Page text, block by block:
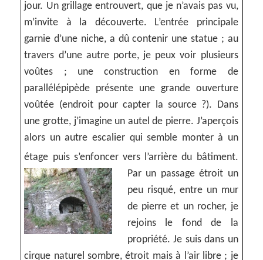
jour. Un grillage entrouvert, que je n’avais pas vu,
m’invite à la découverte. L’entrée principale
garnie d’une niche, a dû contenir une statue ; au
travers d’une autre porte, je peux voir plusieurs
voûtes ; une construction en forme de
parallélépipède présente une grande ouverture
voûtée (endroit pour capter la source ?). Dans
une grotte, j’imagine un autel de pierre. J’aperçois
alors un autre escalier qui semble monter à un
étage puis s’enfoncer vers l’arrière du bâtiment.
Par un passage étroit un
peu risqué, entre un mur
de pierre et un rocher, je
rejoins le fond de la
propriété. Je suis dans un
cirque naturel sombre, étroit mais à l’air libre ; je